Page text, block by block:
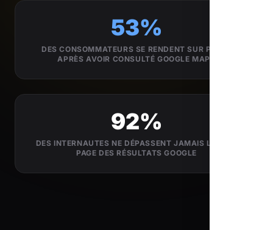
53%
DES CONSOMMATEURS SE RENDENT SUR PLACE
APRÈS AVOIR CONSULTÉ GOOGLE MAPS
92%
DES INTERNAUTES NE DÉPASSENT JAMAIS LA 1ÈRE
PAGE DES RÉSULTATS GOOGLE